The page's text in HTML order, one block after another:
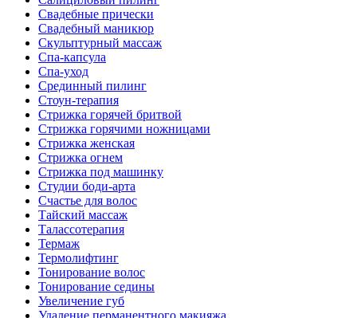
Свадебные прически
Свадебный маникюр
Скульптурный массаж
Спа-капсула
Спа-уход
Срединный пилинг
Стоун-терапия
Стрижка горячей бритвой
Стрижка горячими ножницами
Стрижка женская
Стрижка огнем
Стрижка под машинку
Студии боди-арта
Счастье для волос
Тайский массаж
Талассотерапия
Термаж
Термолифтинг
Тонирование волос
Тонирование седины
Увеличение губ
Удаление перманентного макияжа